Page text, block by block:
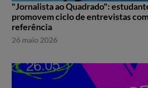
"Jornalista ao Quadrado":
promovem ciclo de entrevistas
referência
26 maio 2026